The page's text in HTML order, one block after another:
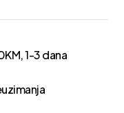
1-3 dana